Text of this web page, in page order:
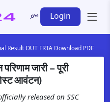
Login
Result OUT FRTA Download PDF
जारी – पूरी
आवंटन)
released on SSC